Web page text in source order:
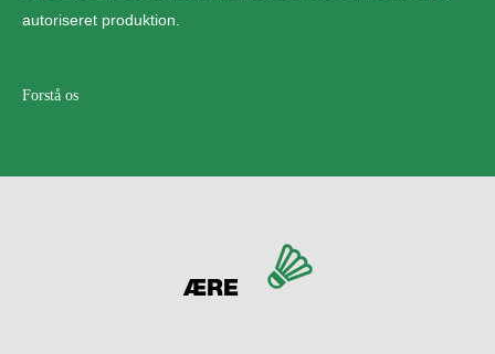
autoriseret produktion.
Forstå os
ÆRE